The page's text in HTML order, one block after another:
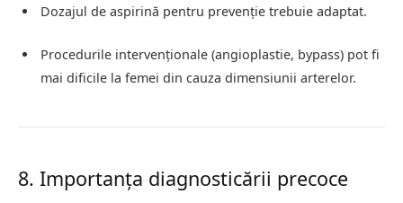
Dozajul de aspirină pentru prevenție trebuie adaptat.
Procedurile intervenționale (angioplastie, bypass) pot fi
mai dificile la femei din cauza dimensiunii arterelor.
8. Importanța diagnosticării precoce